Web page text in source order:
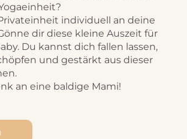
individuell an deine
dir diese kleine Auszeit für
Du kannst dich fallen lassen,
und gestärkt aus dieser
an eine baldige Mami!